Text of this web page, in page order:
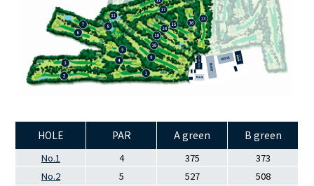
HOLE PAR A green B green
No.1 4 375
373
No.2
5 527
508